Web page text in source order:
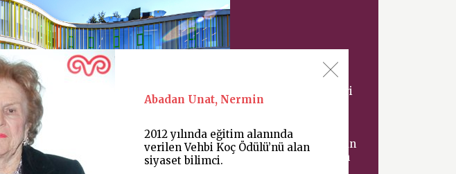
Uluslararası mimari
tasarım şirketi
Milli Eğitim
Bakanlığı tarafından
ortaklaşa yürütülen
Abadan Unat, Nermin
2012 yılında eğitim alanında
verilen Vehbi Koç Ödülü’nü alan
siyaset bilimci.